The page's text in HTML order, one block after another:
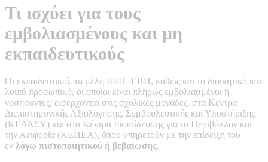
Τι ισχύει για τους
εμβολιασμένους και μη
εκπαιδευτικούς
Οι εκπαιδευτικοί, τα μέλη ΕΕΠ- ΕΒΠ, καθώς και το διοικητικό και
λοιπό προσωπικό, οι οποίοι είναι πλήρως εμβολιασμένοι ή
νοσήσαντες, εισέρχονται στις σχολικές μονάδες, στα Κέντρα
Διεπιστημονικής Αξιολόγησης, Συμβουλευτικής και Υποστήριξης
(ΚΕΔΑΣΥ) και στα Κέντρα Εκπαίδευσης για το Περιβάλλον και
την Αειφορία (ΚΕΠΕΑ), όπου υπηρετούν με την επίδειξη του
εν λόγω πιστοποιητικού ή βεβαίωσης.